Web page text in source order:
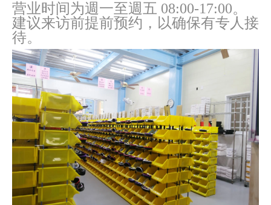
营业时间为週一至週五 08:00-17:00。
建议来访前提前预约，以确保有专人接
待。